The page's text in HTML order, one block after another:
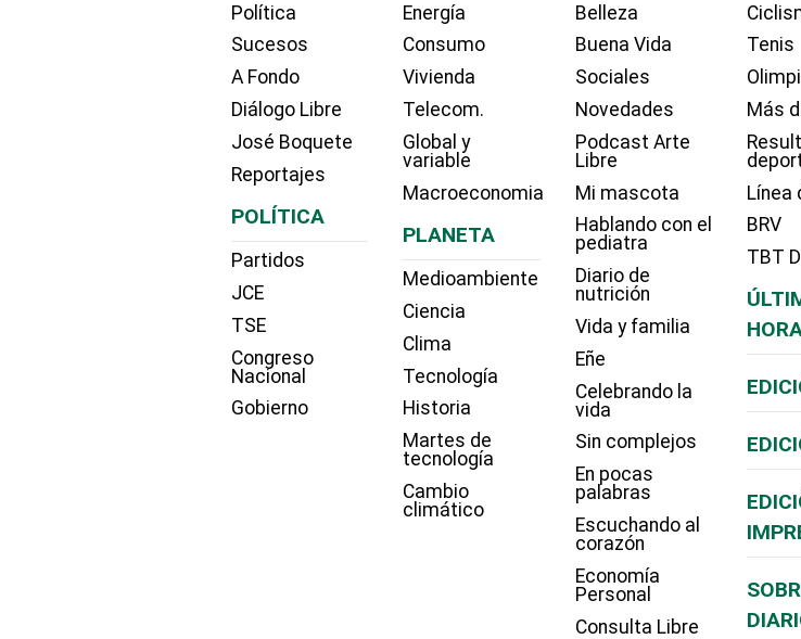
Política
Sucesos
A Fondo
Diálogo Libre
José Boquete
Reportajes
POLÍTICA
Partidos
JCE
TSE
Congreso
Nacional
Gobierno
Energía
Consumo
Vivienda
Telecom.
Global y
variable
Macroeconomia
PLANETA
Medioambiente
Ciencia
Clima
Tecnología
Historia
Martes de
tecnología
Cambio
climático
Belleza
Buena Vida
Sociales
Novedades
Podcast Arte
Libre
Mi mascota
Hablando con el
pediatra
Diario de
nutrición
Vida y familia
Eñe
Celebrando la
vida
Sin complejos
En pocas
palabras
Escuchando al
corazón
Economía
Personal
Consulta Libre
Tenis
Más
Línea
BRV
TBT